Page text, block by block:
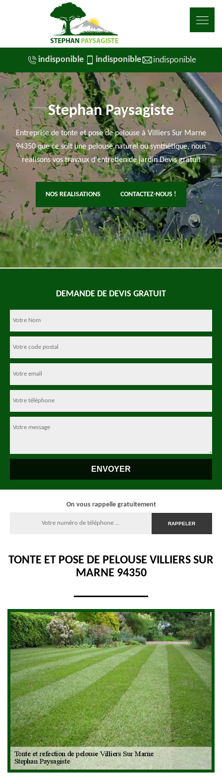
indisponible indisponible indisponible
Stephan Paysagiste
Entreprise de tonte et pose de pelouse à Villiers Sur Marne
94350 que ce soit une pelouse naturel ou synthétique, nous
réalisons vos travaux d'entretien de jardin Devis gratuit
NOS REALISATIONS CONTACTEZ-NOUS !
DEMANDE DE DEVIS GRATUIT
On vous rappelle gratuitement
TONTE ET POSE DE PELOUSE VILLIERS SUR
MARNE 94350